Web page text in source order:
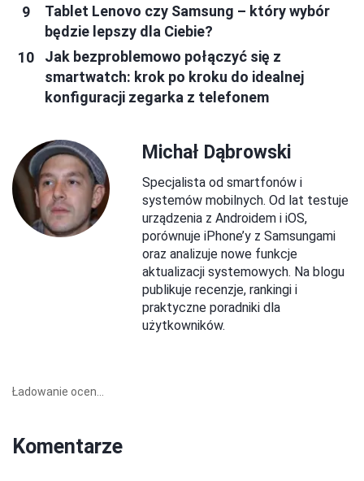
Tablet Lenovo czy Samsung – który wybór
będzie lepszy dla Ciebie?
Jak bezproblemowo połączyć się z
smartwatch: krok po kroku do idealnej
konfiguracji zegarka z telefonem
Michał Dąbrowski
Specjalista od smartfonów i
systemów mobilnych. Od lat testuje
urządzenia z Androidem i iOS,
porównuje iPhone’y z Samsungami
oraz analizuje nowe funkcje
aktualizacji systemowych. Na blogu
publikuje recenzje, rankingi i
praktyczne poradniki dla
użytkowników.
Ładowanie ocen...
Komentarze